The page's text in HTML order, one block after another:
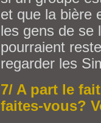
et que la bière
les gens de se
pourraient
regarder les
7/ A part le
faites-vous?